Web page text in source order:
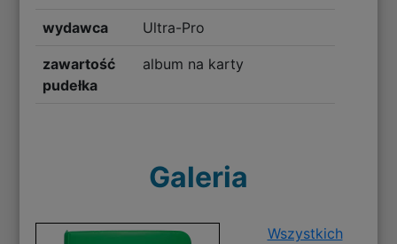
wydawca Ultra-Pro
zawartość
pudełka
album na karty
Galeria
Wszystkich